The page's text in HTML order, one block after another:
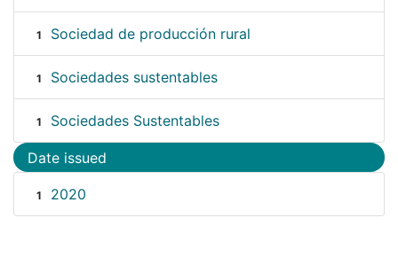
1 Sociedad de producción rural
1 Sociedades sustentables
1 Sociedades Sustentables
Date issued
1 2020